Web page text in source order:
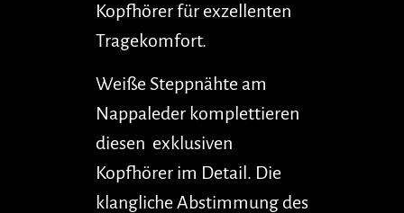
Kopfhörer für exzellenten
Tragekomfort.
Weiße Steppnähte am
Nappaleder komplettieren
diesen exklusiven
Kopfhörer im Detail. Die
klangliche Abstimmung des